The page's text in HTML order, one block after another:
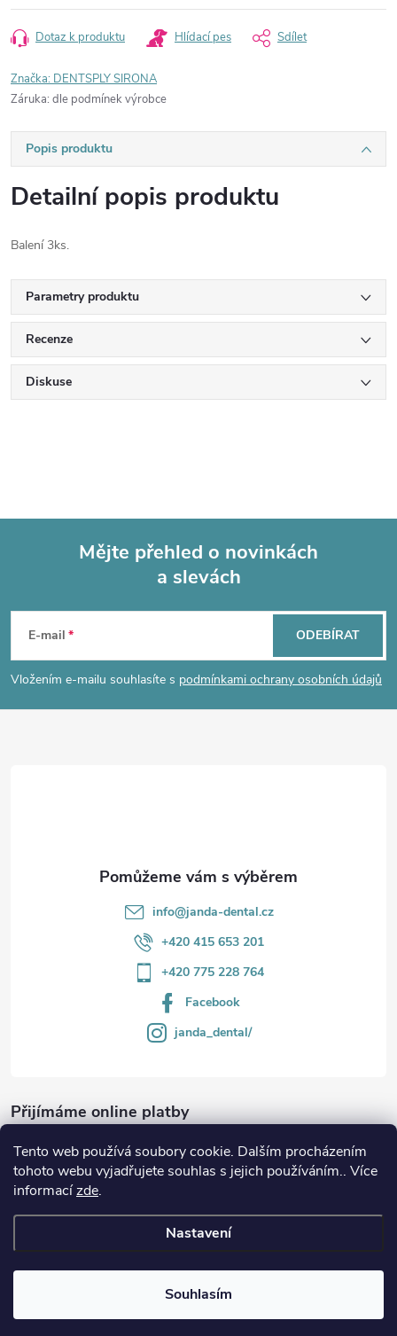
Tento web používá soubory cookie. Dalším procházením
tohoto webu vyjadřujete souhlas s jejich používáním.. Více
informacízde.
Nastavení
Souhlasím
Dotaz k produktu Hlídací pes Sdílet
Značka: DENTSPLY SIRONA
Záruka: dle podmínek výrobce
Popis produktu
Detailní popis produktu
Balení 3ks.
Parametry produktu
Recenze
Diskuse
p
a
Mějte přehled o novinkách
a slevách
E-mail
Vložením e-mailu souhlasíte s podmínkami ochrany osobních údajů
ODEBÍRAT
info@janda-dental.cz
+420 415 653 201
+420 775 228 764
Facebook
janda_dental/
Přijímáme online platby
Copyright 2026JANDA-DENTAL.cz. Všechna práva vyhrazena.